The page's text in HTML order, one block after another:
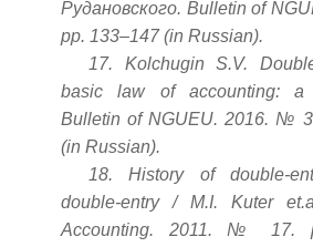
Рудановского. Bulletin of
pp. 133–147 (in Russian).
17. Kolchugin S.V.
basic law of accounting: a
Bulletin of NGUEU. 2016. №
(in Russian).
18. History of double-
double-entry / M.I. Kuter
Accounting. 2011. № 17.